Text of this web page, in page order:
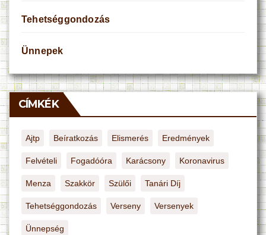
Tehetséggondozás
Ünnepek
CÍMKÉK
Ajtp Beíratkozás Elismerés Eredmények
Felvételi Fogadóóra Karácsony Koronavirus
Menza Szakkör Szülői Tanári Díj
Tehetséggondozás Verseny Versenyek
Ünnepség